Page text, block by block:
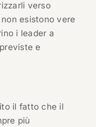
verso
esistono vere
i leader a
e
il fatto che il
più